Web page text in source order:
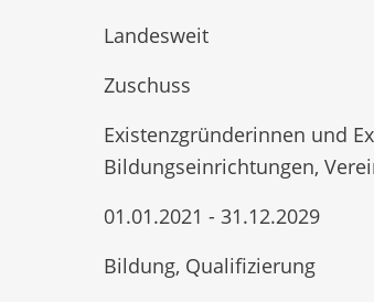
Landesweit
Zuschuss
Existenzgründerinnen und
Bildungseinrichtungen,
01.01.2021 - 31.12.2029
Bildung, Qualifizierung